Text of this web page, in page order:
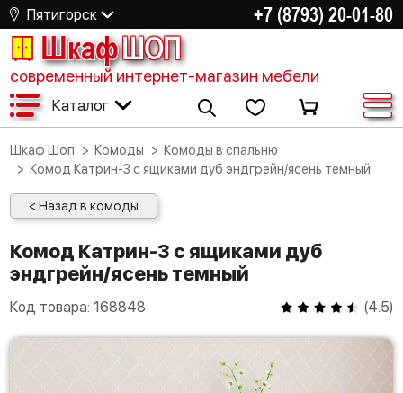
Пятигорск +7 (8793) 20-01-80
ШкафШОП
современный интернет-магазин мебели
Каталог
Шкаф Шоп Комоды
Комоды в спальню
Комод Катрин-3 с ящиками дуб эндгрейн/ясень темный
< Назад в комоды
Комод Катрин-3 с ящиками дуб
эндгрейн/ясень темный
Код товара: 168848 (4.5)